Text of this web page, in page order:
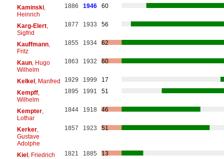
Kaminski,
Heinrich
1886 1946 60
Karg-Elert,
Sigfrid
1877 1933 56
Kauffmann,
Fritz
1855 1934 62
Kaun, Hugo
Wilhelm
1863 1932 60
Kelkel, Manfred 1929 1999
17
Kempff,
Wilhelm
1895 1991 51
Kempter,
Lothar
1844 1918 46
Kerker,
Gustave
Adolphe
1857 1923 51
Kiel, Friedrich 1821 1885
13